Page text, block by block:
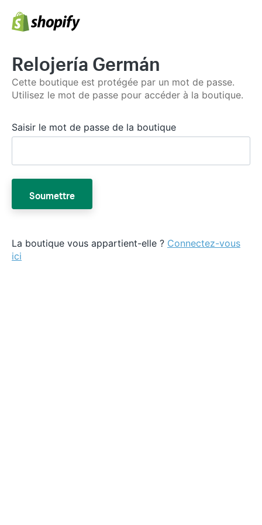
Relojería Germán
Cette boutique est protégée par un mot de passe.
Utilisez le mot de passe pour accéder à la boutique.
Saisir le mot de passe de la boutique
Soumettre
La boutique vous appartient-elle ? Connectez-vous
ici